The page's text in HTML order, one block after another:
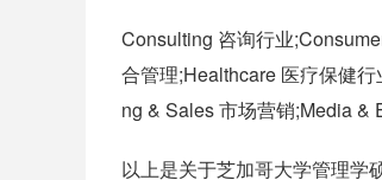
Consulting 咨询行业
合管理;Healthcare 医疗保健
ng & Sales 市场营销;Media &
以上是关于芝加哥大学管理学